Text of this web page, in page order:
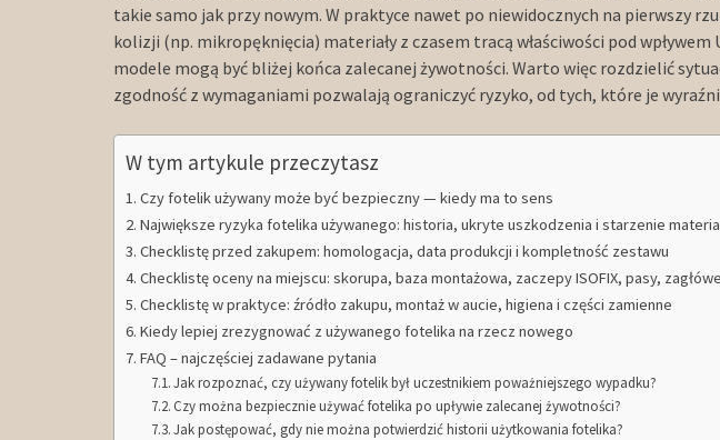
takie samo jak przy nowym. W praktyce nawet po niewidocznych na pierwszy
kolizji (np. mikropęknięcia) materiały z czasem tracą właściwości pod
modele mogą być bliżej końca zalecanej żywotności. Warto więc rozdzielić
zgodność z wymaganiami pozwalają ograniczyć ryzyko, od tych, które je
W tym artykule przeczytasz
Czy fotelik używany może być bezpieczny — kiedy ma to sens
Największe ryzyka fotelika używanego: historia, ukryte uszkodzenia i starzenie
Checklistę przed zakupem: homologacja, data produkcji i kompletność zestawu
Checklistę oceny na miejscu: skorupa, baza montażowa, zaczepy ISOFIX, pasy,
Checklistę w praktyce: źródło zakupu, montaż w aucie, higiena i części zamienne
Kiedy lepiej zrezygnować z używanego fotelika na rzecz nowego
FAQ – najczęściej zadawane pytania
Jak rozpoznać, czy używany fotelik był uczestnikiem poważniejszego wypadku?
Czy można bezpiecznie używać fotelika po upływie zalecanej żywotności?
Jak postępować, gdy nie można potwierdzić historii użytkowania fotelika?